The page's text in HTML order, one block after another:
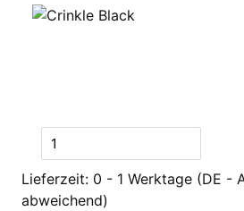
Lieferzeit: 0 - 1 Werktage (DE -
abweichend)